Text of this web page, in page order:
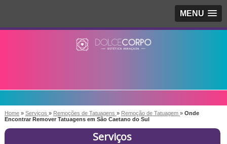
MENU
Home » Serviços » Remoções de Tatuagens » Remoção de Tatuagem » Onde
Encontrar Remover Tatuagens em São Caetano do Sul
Serviços